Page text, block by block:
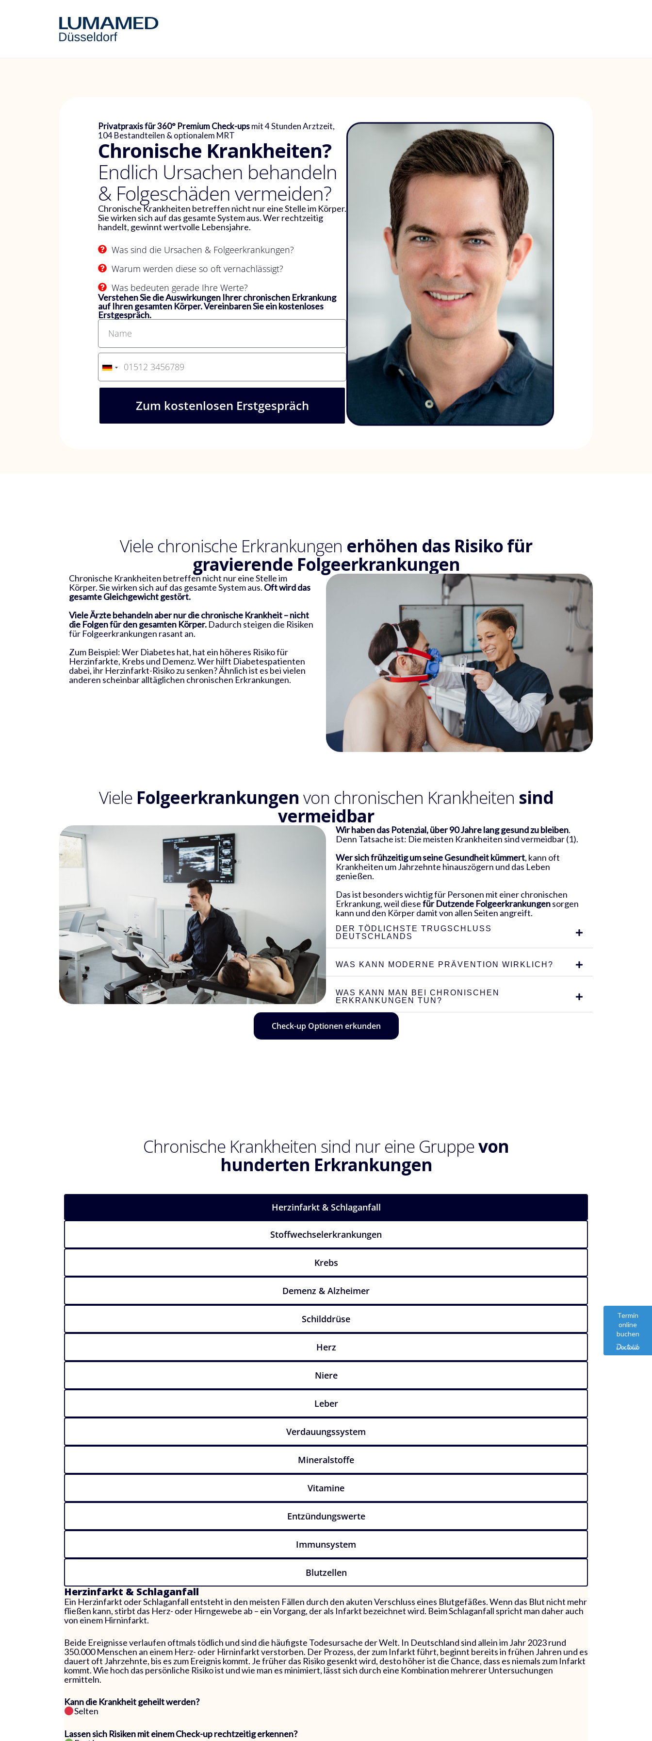
Termin
online
buchen
Privatpraxis für 360° Premium Check-upsmit 4 Stunden Arztzeit,
104 Bestandteilen & optionalem MRT
Chronische Krankheiten?
Endlich Ursachen behandeln
& Folgeschäden vermeiden?
Chronische Krankheiten betreffen nicht nur eine Stelle im Körper.
Sie wirken sich auf das gesamte System aus. Wer rechtzeitig
handelt, gewinnt wertvolle Lebensjahre.
Was sind die Ursachen & Folgeerkrankungen?
Warum werden diese so oft vernachlässigt?
Was bedeuten gerade Ihre Werte?
Verstehen Sie die Auswirkungen Ihrer chronischen Erkrankung
auf Ihren gesamten Körper. Vereinbaren Sie ein kostenloses
Erstgespräch.
G
e
r
y
Zum kostenlosen Erstgespräch
Viele chronische Erkrankungen erhöhen das Risiko für
gravierende Folgeerkrankungen
Chronische Krankheiten betreffen nicht nur eine Stelle im
Körper. Sie wirken sich auf das gesamte System aus. Oft wird das
gesamte Gleichgewicht gestört.
Viele Ärzte behandeln aber nur die chronische Krankheit – nicht
die Folgen für den gesamten Körper. Dadurch steigen die Risiken
für Folgeerkrankungen rasant an.
Zum Beispiel: Wer Diabetes hat, hat ein höheres Risiko für
Herzinfarkte, Krebs und Demenz. Wer hilft Diabetespatienten
dabei, ihr Herzinfarkt-Risiko zu senken? Ähnlich ist es bei vielen
anderen scheinbar alltäglichen chronischen Erkrankungen.
Viele Folgeerkrankungen von chronischen Krankheiten sind
vermeidbar
Wir haben das Potenzial,über 90 Jahre lang gesund zu bleiben.
Denn Tatsache ist: Die meisten Krankheiten sind vermeidbar (1).
Wer sich frühzeitig um seine Gesundheit kümmert, kann oft
Krankheiten um Jahrzehnte hinauszögern und das Leben
genießen.
Das ist besonders wichtig für Personen mit einer chronischen
Erkrankung, weil diesefür Dutzende Folgeerkrankungensorgen
kann und den Körper damit von allen Seiten angreift.
DER TÖDLICHSTE TRUGSCHLUSS
DEUTSCHLANDS
WAS KANN MODERNE PRÄVENTION WIRKLICH?
WAS KANN MAN BEI CHRONISCHEN
ERKRANKUNGEN TUN?
Check-up Optionen erkunden
Chronische Krankheiten sind nur eine Gruppevon
hunderten Erkrankungen
Herzinfarkt & Schlaganfall
Stoffwechselerkrankungen
Krebs
Demenz & Alzheimer
Schilddrüse
Herz
Niere
Leber
Verdauungssystem
Mineralstoffe
Vitamine
Entzündungswerte​
Immunsystem
Blutzellen
Herzinfarkt & Schlaganfall
Ein Herzinfarkt oder Schlaganfall entsteht in den meisten Fällen durch den akuten Verschluss eines Blutgefäßes. Wenn das Blut nicht mehr
fließen kann, stirbt das Herz- oder Hirngewebe ab – ein Vorgang, der als Infarkt bezeichnet wird. Beim Schlaganfall spricht man daher auch
von einem Hirninfarkt.
Beide Ereignisse verlaufen oftmals tödlich und sind die häufigste Todesursache der Welt. In Deutschland sind allein im Jahr 2023 rund
350.000 Menschen an einem Herz- oder Hirninfarkt verstorben. Der Prozess, der zum Infarkt führt, beginnt bereits in frühen Jahren und es
dauert oft Jahrzehnte, bis es zum Ereignis kommt. Je früher das Risiko gesenkt wird, desto höher ist die Chance, dass es niemals zum Infarkt
kommt. Wie hoch das persönliche Risiko ist und wie man es minimiert, lässt sich durch eine Kombination mehrerer Untersuchungen
ermitteln.
Kann die Krankheit geheilt werden?
Selten
Lassen sich Risiken mit einem Check-up rechtzeitig erkennen?